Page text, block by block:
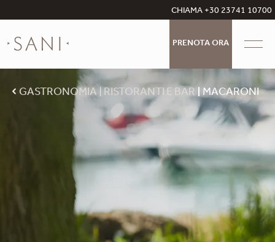
CHIAMA +30 23741 10700
PRENOTA ORA
GASTRONOMIA RISTORANTI E BAR MACARONI